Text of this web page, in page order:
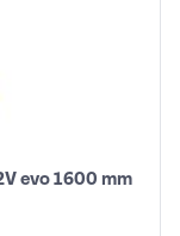
evo 1600 mm